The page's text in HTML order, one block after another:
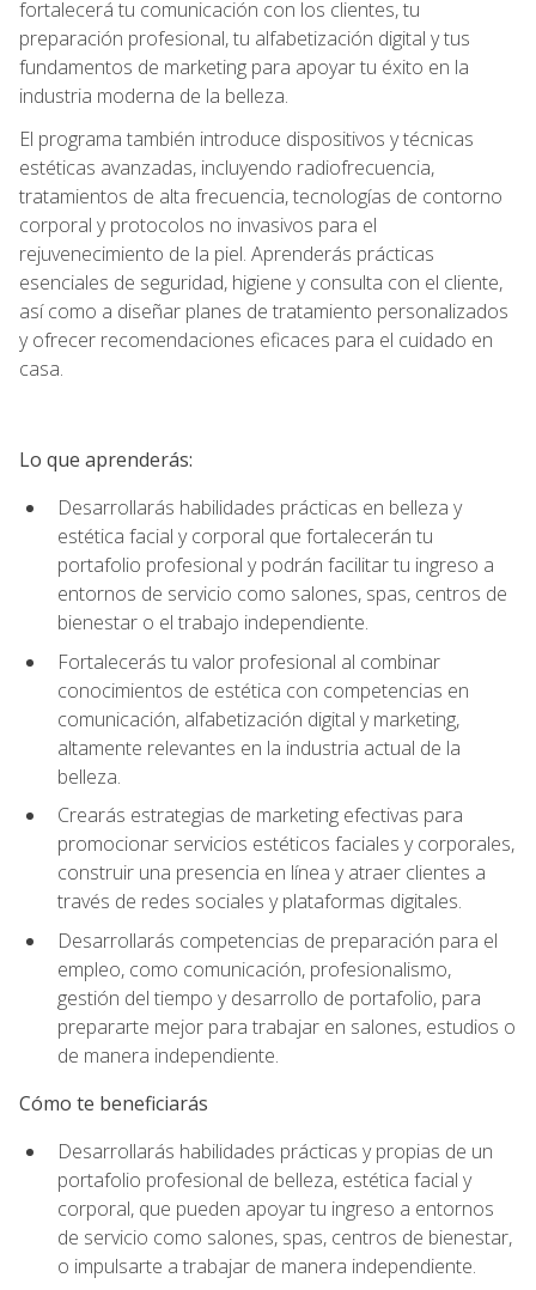
fortalecerá tu comunicación con los clientes, tu
preparación profesional, tu alfabetización digital y tus
fundamentos de marketing para apoyar tu éxito en la
industria moderna de la belleza.
El programa también introduce dispositivos y técnicas
estéticas avanzadas, incluyendo radiofrecuencia,
tratamientos de alta frecuencia, tecnologías de contorno
corporal y protocolos no invasivos para el
rejuvenecimiento de la piel. Aprenderás prácticas
esenciales de seguridad, higiene y consulta con el cliente,
así como a diseñar planes de tratamiento personalizados
y ofrecer recomendaciones eficaces para el cuidado en
casa.
Lo que aprenderás:
Desarrollarás habilidades prácticas en belleza y
estética facial y corporal que fortalecerán tu
portafolio profesional y podrán facilitar tu ingreso a
entornos de servicio como salones, spas, centros de
bienestar o el trabajo independiente.
Fortalecerás tu valor profesional al combinar
conocimientos de estética con competencias en
comunicación, alfabetización digital y marketing,
altamente relevantes en la industria actual de la
belleza.
Crearás estrategias de marketing efectivas para
promocionar servicios estéticos faciales y corporales,
construir una presencia en línea y atraer clientes a
través de redes sociales y plataformas digitales.
Desarrollarás competencias de preparación para el
empleo, como comunicación, profesionalismo,
gestión del tiempo y desarrollo de portafolio, para
prepararte mejor para trabajar en salones, estudios o
de manera independiente.
Cómo te beneficiarás
Desarrollarás habilidades prácticas y propias de un
portafolio profesional de belleza, estética facial y
corporal, que pueden apoyar tu ingreso a entornos
de servicio como salones, spas, centros de bienestar,
o impulsarte a trabajar de manera independiente.